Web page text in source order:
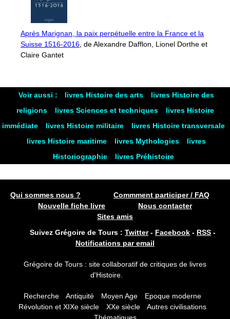
Après Marignan, la paix perpétuelle entre la France et la
Suisse 1516-2016, de Alexandre Dafflon, Lionel Dorthe et
Claire Gantet
Voir aussi : livres Histoire des arts
livres Histoire des
religions
livres Sciences et techniques
livres Histoire
immédiate
livres Histoire militaire
livres Histoire transversale
livres Histoire maritime
livres Mythologies
livres
Historiographie
livres Préhistoire
Qui sommes nous ?
Commment participer / FAQ
Nouvelle fiche livre
Nous contacter
Sites amis
Suivez Grégoire de Tours : Twitter- Facebook - RSS -
Notifications par email
Grégoire de Tours : site collaboratif de critiques de livres
d'Histoire.
Recherche Antiquité Moyen Age
Epoque moderne
Révolution et XIXe siècle
XXe siècle
Autres civilisations